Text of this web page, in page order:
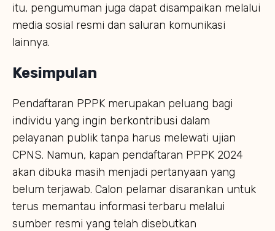
itu, pengumuman juga dapat disampaikan melalui
media sosial resmi dan saluran komunikasi
lainnya.
Kesimpulan
Pendaftaran PPPK merupakan peluang bagi
individu yang ingin berkontribusi dalam
pelayanan publik tanpa harus melewati ujian
CPNS. Namun, kapan pendaftaran PPPK 2024
akan dibuka masih menjadi pertanyaan yang
belum terjawab. Calon pelamar disarankan untuk
terus memantau informasi terbaru melalui
sumber resmi yang telah disebutkan